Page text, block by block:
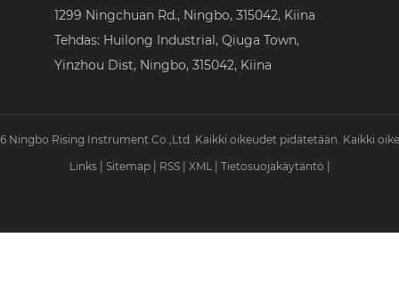
1299 Ningchuan Rd., Ningbo, 315042, Kiina
Tehdas: Huilong Industrial, Qiuga Town,
Yinzhou Dist, Ningbo, 315042, Kiina
Ningbo Rising Instrument Co.,Ltd. Kaikki oikeudet pidätetään. Kaikki
Links
Sitemap RSS XML Tietosuojakäytäntö